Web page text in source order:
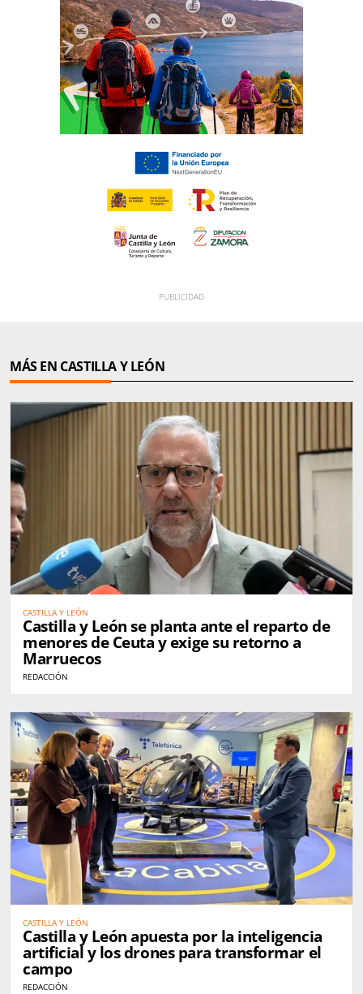
MÁS EN CASTILLA Y LEÓN
CASTILLA Y LEÓN
Castilla y León se planta ante el reparto de
menores de Ceuta y exige su retorno a
Marruecos
REDACCIÓN
CASTILLA Y LEÓN
Castilla y León apuesta por la inteligencia
artificial y los drones para transformar el
campo
REDACCIÓN